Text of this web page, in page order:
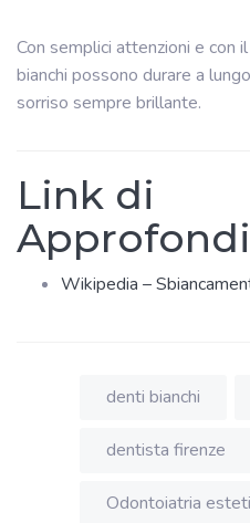
Con semplici attenzioni e con
bianchi possono durare a
sorriso sempre brillante.
Link di
Wikipedia –
denti bianchi
dentista firenze
Odontoiatria